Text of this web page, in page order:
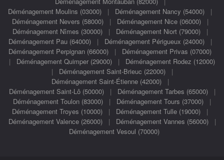
Déménagement Moulins (03000) | Déménagement Nancy (54000) |
Déménagement Nevers (58000)| Déménagement Nice (06000)|
Déménagement Nîmes (30000)| Déménagement Niort (79000)|
Déménagement Pau (64000)| Déménagement Périgueux (24000)|
Déménagement Perpignan (66000) | Déménagement Privas (07000)
| Déménagement Quimper (29000) | Déménagement Rodez (12000)
| Déménagement Saint-Brieuc (22000)|
Déménagement Saint-Étienne (42000)|
Déménagement Saint-Lô (50000)| Déménagement Tarbes (65000)|
Déménagement Toulon (83000) | Déménagement Tours (37000) |
Déménagement Troyes (10000) | Déménagement Tulle (19000) |
Déménagement Valence (26000)| Déménagement Vannes (56000)|
Déménagement Vesoul (70000)